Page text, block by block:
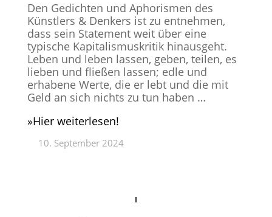
Den Gedichten und Aphorismen des
Künstlers & Denkers ist zu entnehmen,
dass sein Statement weit über eine
typische Kapitalismuskritik hinausgeht.
Leben und leben lassen, geben, teilen, es
lieben und fließen lassen; edle und
erhabene Werte, die er lebt und die mit
Geld an sich nichts zu tun haben …
»Hier weiterlesen!
10. September 2024